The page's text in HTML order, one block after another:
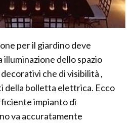
per il giardino deve
dello spazio
che di visibilità ,
della bolletta elettrica. Ecco
impianto di
va accuratamente